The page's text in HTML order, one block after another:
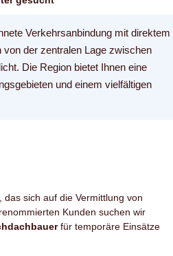
Verkehrsanbindung mit direktem
der zentralen Lage zwischen
Die Region bietet Ihnen eine
und einem vielfältigen
sich auf die Vermittlung von
Kunden suchen wir
für temporäre Einsätze